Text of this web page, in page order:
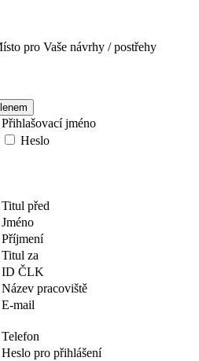
pro Vaše návrhy / postřehy
Přihlašovací jméno
Heslo
Titul před
Jméno
Příjmení
Titul za
ID ČLK
Název pracoviště
E-mail
Telefon
Heslo pro přihlášení